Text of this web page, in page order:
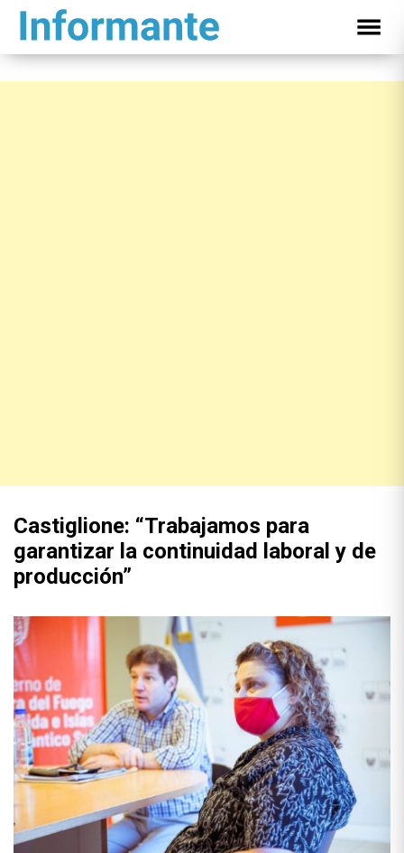
Castiglione: “Trabajamos para
garantizar la continuidad laboral y de
producción”